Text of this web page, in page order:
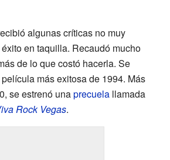
algunas críticas no muy
en taquilla. Recaudó mucho
de lo que costó hacerla. Se
más exitosa de 1994. Más
se estrenó unaprecuela llamada
Rock Vegas.